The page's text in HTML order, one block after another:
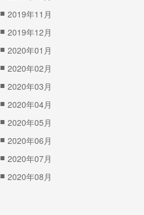
■ 2019年11月
■ 2019年12月
■ 2020年01月
■ 2020年02月
■ 2020年03月
■ 2020年04月
■ 2020年05月
■ 2020年06月
■ 2020年07月
■ 2020年08月